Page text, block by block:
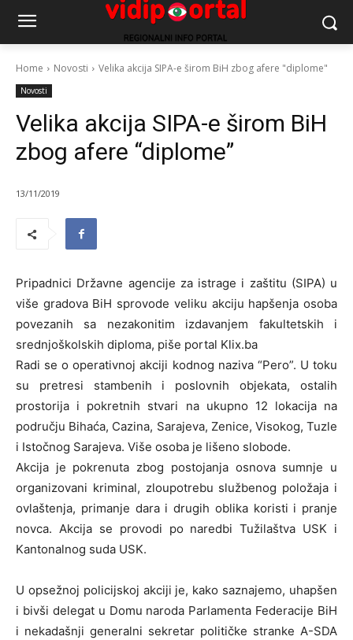
Home Novosti Velika akcija SIPA-e širom BiH zbog afere "diplome"
Novosti
Velika akcija SIPA-e širom BiH
zbog afere “diplome”
13/11/2019
Pripadnici Državne agencije za istrage i zaštitu (SIPA) u
više gradova BiH sprovode veliku akciju hapšenja osoba
povezanih sa nezakonitim izdavanjem fakultetskih i
srednjoškolskih diploma, piše portal Klix.ba
Radi se o operativnoj akciji kodnog naziva “Pero”. U toku
su pretresi stambenih i poslovnih objekata, ostalih
prostorija i pokretnih stvari na ukupno 12 lokacija na
području Bihaća, Cazina, Sarajeva, Zenice, Visokog, Tuzle
i Istočnog Sarajeva. Više osoba je lišeno slobode.
Akcija je pokrenuta zbog postojanja osnova sumnje u
organizovani kriminal, zloupotrebu službenog položaja i
ovlaštenja, primanje dara i drugih oblika koristi i pranje
novca. Akcija se provodi po naredbi Tužilaštva USK i
Kantonalnog suda USK.
U opsežnoj policijskoj akciji je, kako saznajemo, uhapšen
i bivši delegat u Domu naroda Parlamenta Federacije BiH
i nekadašnji generalni sekretar političke stranke A-SDA